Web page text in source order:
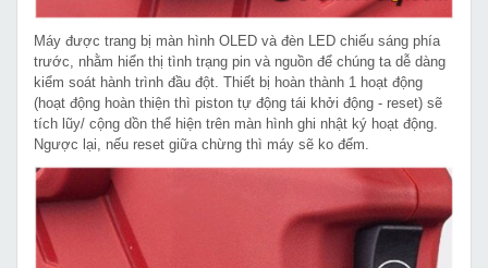
Máy được trang bị màn hình OLED và đèn LED chiếu sáng phía
trước, nhằm hiển thị tình trạng pin và nguồn để chúng ta dễ dàng
kiểm soát hành trình đầu đột. Thiết bị hoàn thành 1 hoạt động
(hoạt động hoàn thiện thì piston tự động tái khởi động - reset) sẽ
tích lũy/ cộng dồn thể hiện trên màn hình ghi nhật ký hoạt động.
Ngược lại, nếu reset giữa chừng thì máy sẽ ko đếm.